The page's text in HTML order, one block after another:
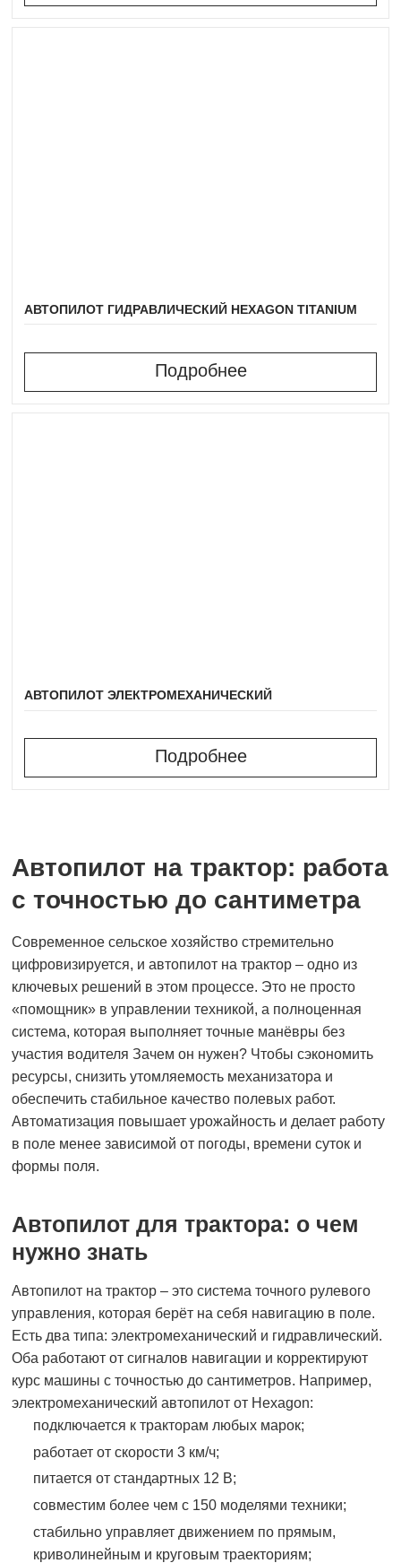
АВТОПИЛОТ ГИДРАВЛИЧЕСКИЙ HEXAGON TITANIUM
Подробнее
АВТОПИЛОТ ЭЛЕКТРОМЕХАНИЧЕСКИЙ
Подробнее
Автопилот на трактор: работа
с точностью до сантиметра
Современное сельское хозяйство стремительно
цифровизируется, и автопилот на трактор – одно из
ключевых решений в этом процессе. Это не просто
«помощник» в управлении техникой, а полноценная
система, которая выполняет точные манёвры без
участия водителя Зачем он нужен? Чтобы сэкономить
ресурсы, снизить утомляемость механизатора и
обеспечить стабильное качество полевых работ.
Автоматизация повышает урожайность и делает работу
в поле менее зависимой от погоды, времени суток и
формы поля.
Автопилот для трактора: о чем
нужно знать
Автопилот на трактор – это система точного рулевого
управления, которая берёт на себя навигацию в поле.
Есть два типа: электромеханический и гидравлический.
Оба работают от сигналов навигации и корректируют
курс машины с точностью до сантиметров. Например,
электромеханический автопилот от Hexagon:
подключается к тракторам любых марок;
работает от скорости 3 км/ч;
питается от стандартных 12 В;
совместим более чем с 150 моделями техники;
стабильно управляет движением по прямым,
криволинейным и круговым траекториям;